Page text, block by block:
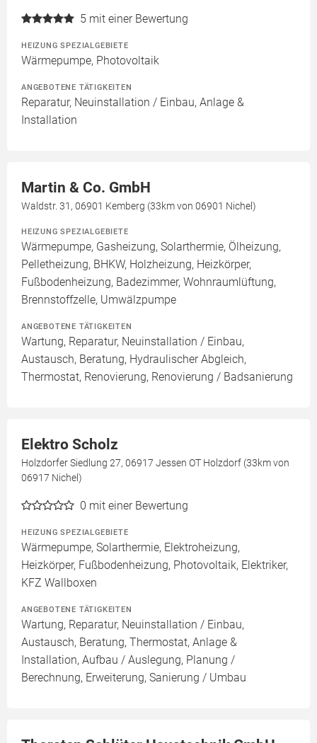
5 mit einer Bewertung
HEIZUNG SPEZIALGEBIETE
Wärmepumpe, Photovoltaik
ANGEBOTENE TÄTIGKEITEN
Reparatur, Neuinstallation / Einbau, Anlage &
Installation
Martin & Co. GmbH
Waldstr. 31, 06901 Kemberg (33km von 06901 Nichel)
HEIZUNG SPEZIALGEBIETE
Wärmepumpe, Gasheizung, Solarthermie, Ölheizung,
Pelletheizung, BHKW, Holzheizung, Heizkörper,
Fußbodenheizung, Badezimmer, Wohnraumlüftung,
Brennstoffzelle, Umwälzpumpe
ANGEBOTENE TÄTIGKEITEN
Wartung, Reparatur, Neuinstallation / Einbau,
Austausch, Beratung, Hydraulischer Abgleich,
Thermostat, Renovierung, Renovierung / Badsanierung
Elektro Scholz
Holzdorfer Siedlung 27, 06917 Jessen OT Holzdorf (33km von
06917 Nichel)
0 mit einer Bewertung
HEIZUNG SPEZIALGEBIETE
Wärmepumpe, Solarthermie, Elektroheizung,
Heizkörper, Fußbodenheizung, Photovoltaik, Elektriker,
KFZ Wallboxen
ANGEBOTENE TÄTIGKEITEN
Wartung, Reparatur, Neuinstallation / Einbau,
Austausch, Beratung, Thermostat, Anlage &
Installation, Aufbau / Auslegung, Planung /
Berechnung, Erweiterung, Sanierung / Umbau